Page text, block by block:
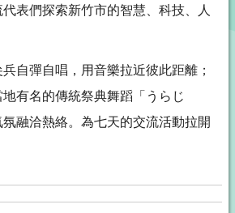
表們探索新竹市的智慧、科技、人
自彈自唱，用音樂拉近彼此距離；
有名的傳統祭典舞蹈「うらじ
融洽熱絡。為七天的交流活動拉開